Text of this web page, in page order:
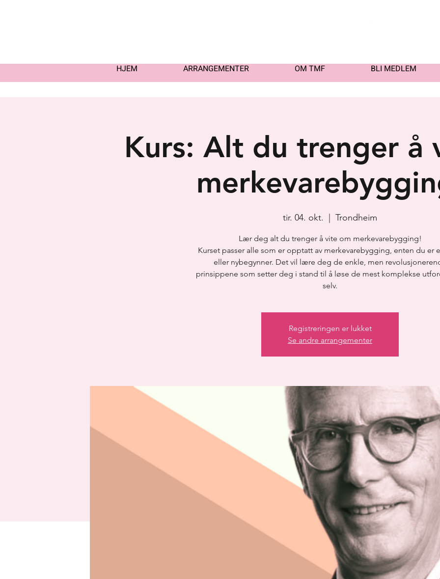
HJEM ARRANGEMENTER OM TMF BLI MEDLEM
Kurs: Alt du trenger å
tir. 04. okt. Trondheim
Lær deg alt du trenger å vite om merkevarebygging!
Kurset passer alle som er opptatt av merkevarebygging, enten du er
eller nybegynner. Det vil lære deg de enkle, men
prinsippene som setter deg i stand til å løse de mest komplekse
selv.
Registreringen er lukket
Se andre arrangementer